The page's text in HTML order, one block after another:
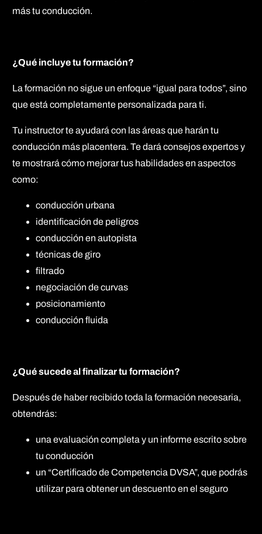
más tu conducción.
¿Qué incluye tu formación?
La formación no sigue un enfoque “igual para todos”, sino
que está completamente personalizada para ti.
Tu instructor te ayudará con las áreas que harán tu
conducción más placentera. Te dará consejos expertos y
te mostrará cómo mejorar tus habilidades en aspectos
como:
conducción urbana
identificación de peligros
conducción en autopista
técnicas de giro
filtrado
negociación de curvas
posicionamiento
conducción fluida
¿Qué sucede al finalizar tu formación?
Después de haber recibido toda la formación necesaria,
obtendrás:
una evaluación completa y un informe escrito sobre
tu conducción
un “Certificado de Competencia DVSA”, que podrás
utilizar para obtener un descuento en el seguro